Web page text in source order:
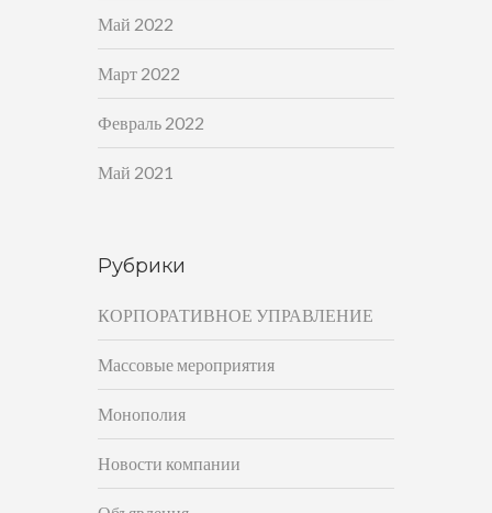
Май 2022
Март 2022
Февраль 2022
Май 2021
Рубрики
КОРПОРАТИВНОЕ УПРАВЛЕНИЕ
Массовые мероприятия
Монополия
Новости компании